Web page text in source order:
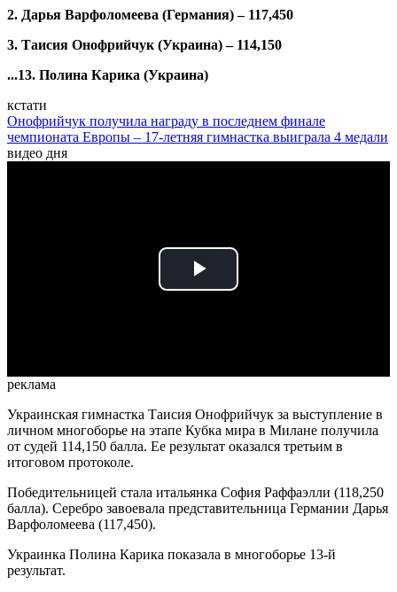
2. Дарья Варфоломеева (Германия) – 117,450
3. Таисия Онофрийчук (Украина) – 114,150
...13. Полина Карика (Украина)
кстати
Онофрийчук получила награду в последнем финале
чемпионата Европы – 17-летняя гимнастка выиграла 4 медали
видео дня
Play
реклама
Украинская гимнастка Таисия Онофрийчук за выступление в
личном многоборье на этапе Кубка мира в Милане получила
от судей 114,150 балла. Ее результат оказался третьим в
итоговом протоколе.
Победительницей стала итальянка София Раффаэлли (118,250
балла). Серебро завоевала представительница Германии Дарья
Варфоломеева (117,450).
Украинка Полина Карика показала в многоборье 13-й
результат.